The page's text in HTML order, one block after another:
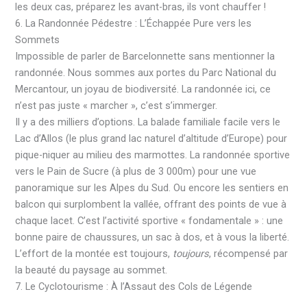
les deux cas, préparez les avant-bras, ils vont chauffer !
6. La Randonnée Pédestre : L’Échappée Pure vers les
Sommets
Impossible de parler de Barcelonnette sans mentionner la
randonnée. Nous sommes aux portes du Parc National du
Mercantour, un joyau de biodiversité. La randonnée ici, ce
n’est pas juste « marcher », c’est s’immerger.
Il y a des milliers d’options. La balade familiale facile vers le
Lac d’Allos (le plus grand lac naturel d’altitude d’Europe) pour
pique-niquer au milieu des marmottes. La randonnée sportive
vers le Pain de Sucre (à plus de 3 000m) pour une vue
panoramique sur les Alpes du Sud. Ou encore les sentiers en
balcon qui surplombent la vallée, offrant des points de vue à
chaque lacet. C’est l’activité sportive « fondamentale » : une
bonne paire de chaussures, un sac à dos, et à vous la liberté.
L’effort de la montée est toujours, toujours, récompensé par
la beauté du paysage au sommet.
7. Le Cyclotourisme : À l’Assaut des Cols de Légende